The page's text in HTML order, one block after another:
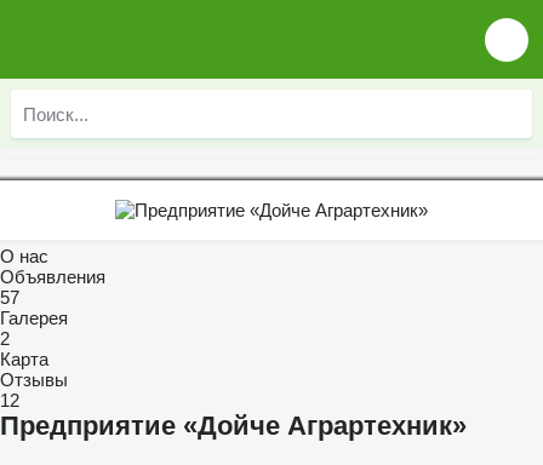
О нас
Объявления
57
Галерея
2
Карта
Отзывы
12
Предприятие «Дойче Аграртехник»